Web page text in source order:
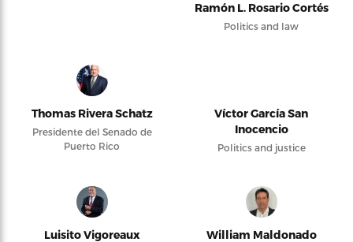
Ramón L. Rosario Cortés
Politics and law
Thomas Rivera Schatz
Presidente del Senado de
Puerto Rico
Víctor García San
Inocencio
Politics and justice
Luisito Vigoreaux William Maldonado